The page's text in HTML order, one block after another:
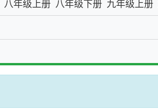
八年级上册 八年级下册 九年级上册